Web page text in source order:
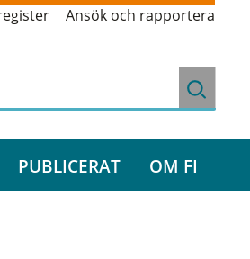
Ansök och rapportera
PUBLICERAT OM FI